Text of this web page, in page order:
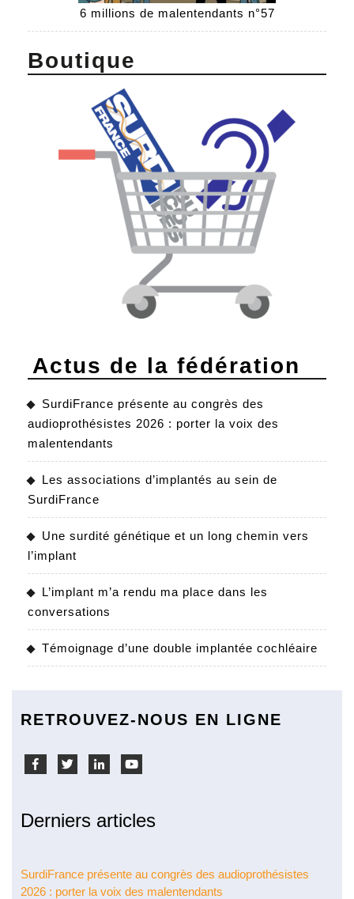
6 millions de malentendants n°57
Boutique
Actus de la fédération
SurdiFrance présente au congrès des
audioprothésistes 2026 : porter la voix des
malentendants
Les associations d’implantés au sein de
SurdiFrance
Une surdité génétique et un long chemin vers
l’implant
L’implant m’a rendu ma place dans les
conversations
Témoignage d’une double implantée cochléaire
RETROUVEZ-NOUS EN LIGNE
Derniers articles
SurdiFrance présente au congrès des audioprothésistes
2026 : porter la voix des malentendants